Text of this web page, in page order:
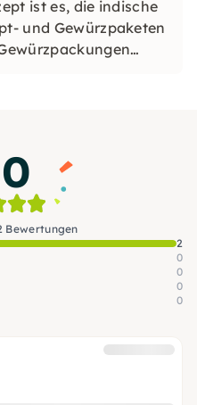
ist es, die indische
und Gewürzpaketen
Bewertungen
2
0
0
0
0